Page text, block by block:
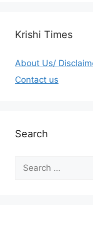
Krishi Times
About Us/
Contact us
Search